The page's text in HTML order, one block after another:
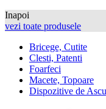
Inapoi
vezi toate produsele
Bricege, Cutite
Clesti, Patenti
Foarfeci
Macete, Topoare
Dispozitive de